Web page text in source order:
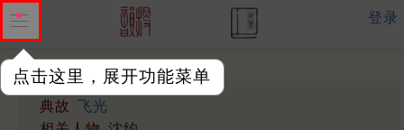
点击这里，展开功能菜单
登录
典故
飞光